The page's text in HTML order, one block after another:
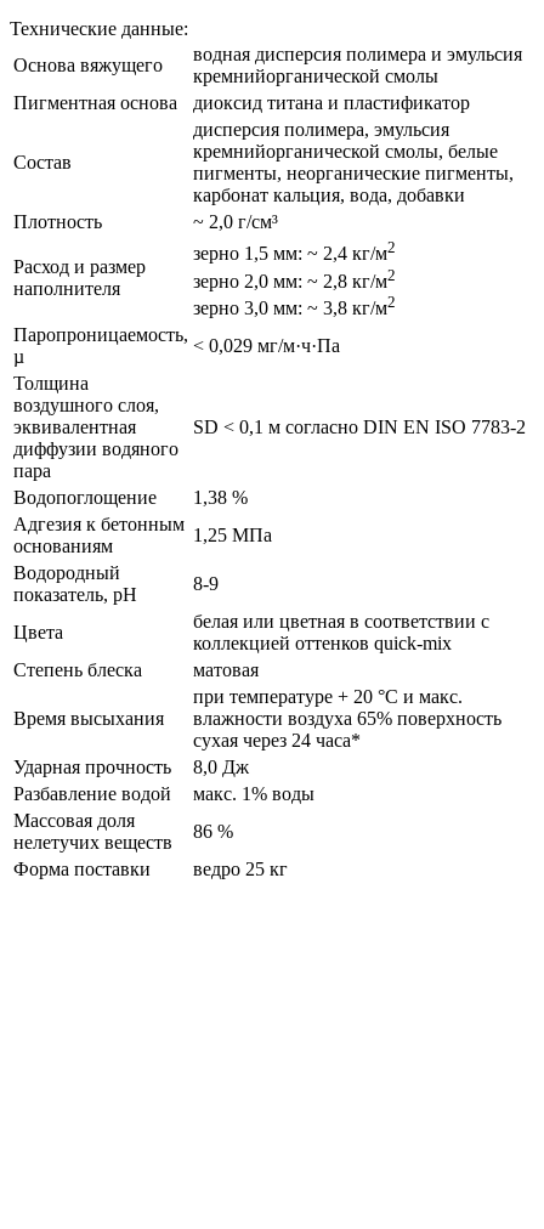
Технические данные:
Основа вяжущего
водная дисперсия полимера и эмульсия
кремнийорганической смолы
Пигментная основа
диоксид титана и пластификатор
Состав
дисперсия полимера, эмульсия
кремнийорганической смолы, белые
пигменты, неорганические пигменты,
карбонат кальция, вода, добавки
Плотность
~ 2,0 г/см³
Расход и размер
наполнителя
зерно 1,5 мм: ~ 2,4 кг/м2
зерно 2,0 мм: ~ 2,8 кг/м2
зерно 3,0 мм: ~ 3,8 кг/м2
Паропроницаемость,
µ
< 0,029 мг/м·ч·Па
Толщина
воздушного слоя,
эквивалентная
диффузии водяного
пара
SD < 0,1 м согласно DIN EN ISO 7783-2
Водопоглощение
1,38 %
Адгезия к бетонным
основаниям
1,25 МПа
Водородный
показатель, рН
8-9
Цвета
белая или цветная в соответствии с
коллекцией оттенков quick-mix
Степень блеска
матовая
Время высыхания
при температуре + 20 °C и макс.
влажности воздуха 65% поверхность
сухая через 24 часа*
Ударная прочность
8,0 Дж
Разбавление водой
макс. 1% воды
Массовая доля
нелетучих веществ
86 %
Форма поставки
ведро 25 кг